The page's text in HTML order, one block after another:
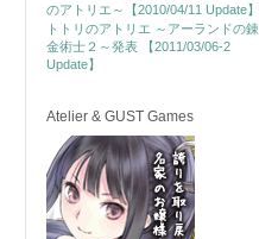
のアトリエ～【2010/04/11 Update】
トトリのアトリエ ～アーランドの錬
金術士２～発表 【2011/03/06-2
Update】
Atelier & GUST Games